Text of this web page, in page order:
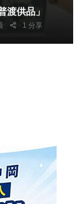
普渡供品」
1 分享